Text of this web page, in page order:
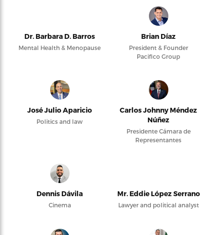
Dr. Barbara D. Barros
Mental Health & Menopause
Brian Díaz
President & Founder
Pacifico Group
José Julio Aparicio
Politics and law
Carlos Johnny Méndez
Núñez
Presidente Cámara de
Representantes
Dennis Dávila
Cinema
Mr. Eddie López Serrano
Lawyer and political analyst